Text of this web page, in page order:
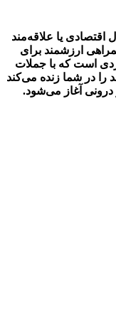
اقتصادی یا علاقه‌مند
ارزشمند برای
است که با جملات
را در شما زنده می‌کند
درونی آغاز می‌شود.